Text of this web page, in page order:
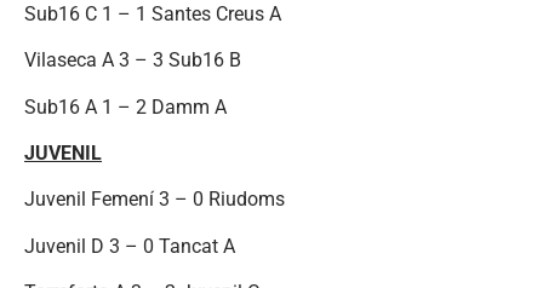
Sub16 C 1 – 1 Santes Creus A
Vilaseca A 3 – 3 Sub16 B
Sub16 A 1 – 2 Damm A
JUVENIL
Juvenil Femení 3 – 0 Riudoms
Juvenil D 3 – 0 Tancat A